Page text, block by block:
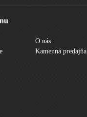
O nás
Kamenná predajňa